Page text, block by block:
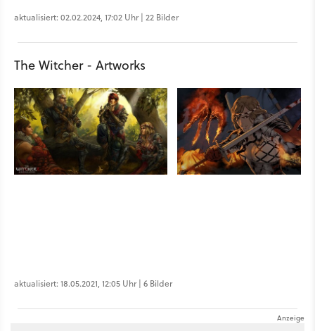
aktualisiert: 02.02.2024, 17:02 Uhr | 22 Bilder
The Witcher - Artworks
aktualisiert: 18.05.2021, 12:05 Uhr | 6 Bilder